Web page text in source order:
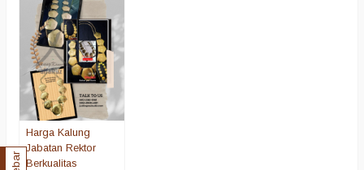
Harga Kalung
Jabatan Rektor
Berkualitas